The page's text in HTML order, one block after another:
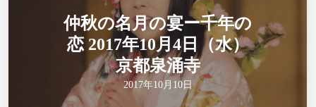
仲秋の名月の宴ー千年の
恋 2017年10月4日（水）
京都泉涌寺
2017年10月10日